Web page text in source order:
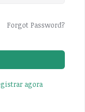
Forgot Password?
agora